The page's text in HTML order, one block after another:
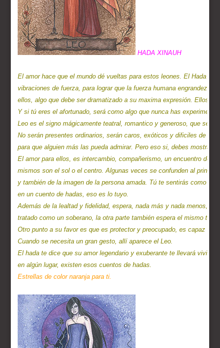
HADA XINAUH
El amor hace que el mundo dé vueltas para estos leones. El Hada
vibraciones de fuerza, para lograr que la fuerza humana
ellos, algo que debe ser dramatizado a su maxima expresión. Ellos
Y si tú eres el afortunado, será como algo que nunca has
Leo es el signo mágicamente teatral, romantico y generoso, que
No serán presentes ordinarios, serán caros, exóticos y dificiles de
para que alguien más las pueda admirar. Pero eso si, debes mostrar
El amor para ellos, es intercambio, compañerismo, un encuentro de
mismos son el sol o el centro. Algunas veces se confunden al
y también de la imagen de la persona amada. Tú te sentirás como si
en un cuento de hadas, eso es lo tuyo.
Además de la lealtad y fidelidad, espera, nada más y nada menos,
tratado como un soberano, la otra parte también espera el mismo trato
Otro punto a su favor es que es protector y preocupado, es capaz de
Cuando se necesita un gran gesto, allí aparece el Leo.
El hada te dice que su amor legendario y exuberante te llevará vivir